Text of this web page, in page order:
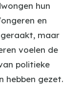
hun
en
maar
voelen de
politieke
hebben gezet.